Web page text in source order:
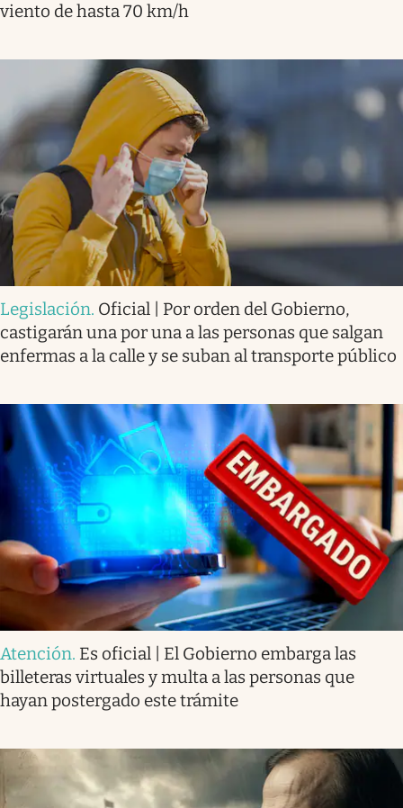
viento de hasta 70 km/h
Legislación. Oficial | Por orden del Gobierno,
castigarán una por una a las personas que salgan
enfermas a la calle y se suban al transporte público
Atención. Es oficial | El Gobierno embarga las
billeteras virtuales y multa a las personas que
hayan postergado este trámite